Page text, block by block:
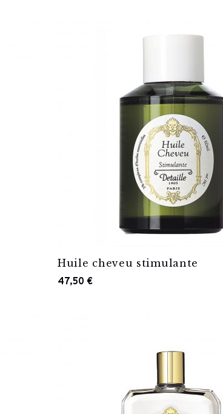
Huile cheveu stimulante
47,50 €